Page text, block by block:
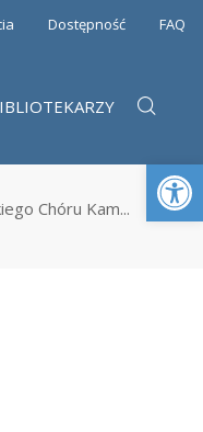
Dostępność FAQ
Chóru Kam...